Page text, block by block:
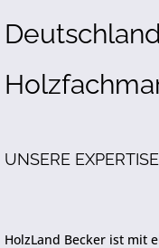
HolzLand Becker ist mit
UNSERE